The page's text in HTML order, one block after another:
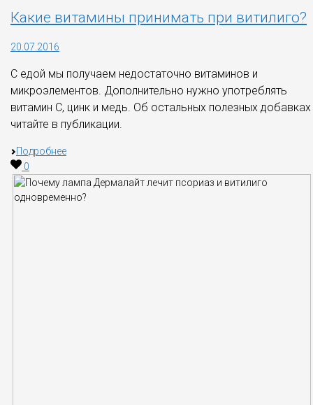
Какие витамины принимать при витилиго?
20.07.2016
С едой мы получаем недостаточно витаминов и
микроэлементов. Дополнительно нужно употреблять
витамин C, цинк и медь. Об остальных полезных добавках
читайте в публикации.
Подробнее
0